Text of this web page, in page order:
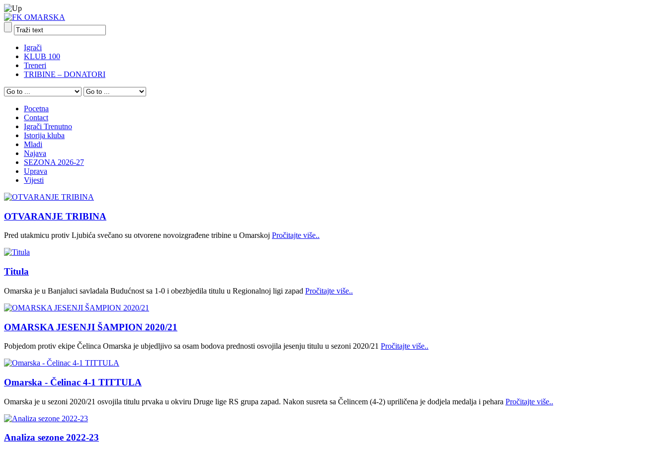
Igrači
KLUB 100
Treneri
TRIBINE – DONATORI
Pocetna
Contact
Igrači Trenutno
Istorija kluba
Mladi
Najava
SEZONA 2026-27
Uprava
Vijesti
OTVARANJE TRIBINA
Pred utakmicu protiv Ljubića svečano su otvorene novoizgrađene tribine u Omarskoj Pročitajte više..
Titula
Omarska je u Banjaluci savladala Budućnost sa 1-0 i obezbjedila titulu u Regionalnoj ligi zapad Pročitajte više..
OMARSKA JESENJI ŠAMPION 2020/21
Pobjedom protiv ekipe Čelinca Omarska je ubjedljivo sa osam bodova prednosti osvojila jesenju titulu u sezoni 2020/21 Pročitajte više..
Omarska - Čelinac 4-1 TITTULA
Omarska je u sezoni 2020/21 osvojila titulu prvaka u okviru Druge lige RS grupa zapad. Nakon susreta sa Čelincem (4-2) upriličena je dodjela medalja i pehara Pročitajte više..
Analiza sezone 2022-23